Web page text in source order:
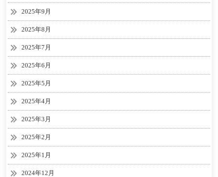
2025年9月
2025年8月
2025年7月
2025年6月
2025年5月
2025年4月
2025年3月
2025年2月
2025年1月
2024年12月